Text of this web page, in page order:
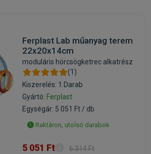
Ferplast Lab műanyag terem
22x20x14cm
moduláris hörcsögketrec alkatrész
(1)
Kiszerelés: 1 Darab
Gyártó: Ferplast
Egységár: 5 051 Ft / db
Raktáron, utolsó darabok
5 051 Ft 6 314 Ft